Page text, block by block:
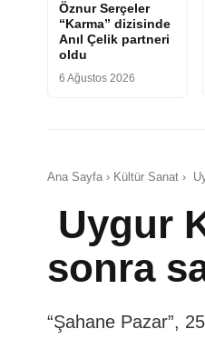
Öznur Serçeler
“Karma” dizisinde
Anıl Çelik partneri
oldu
6 Ağustos 2026
Ana Sayfa › Kültür Sanat ›
Uygur
sonra
“Şahane Pazar”,